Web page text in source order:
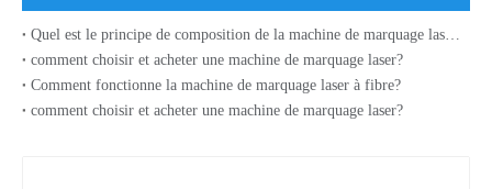
Quel est le principe de composition de la machine de marquage laser à fibre?
comment choisir et acheter une machine de marquage laser?
Comment fonctionne la machine de marquage laser à fibre?
comment choisir et acheter une machine de marquage laser?